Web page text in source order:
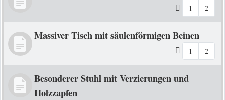
1 2
Massiver Tisch mit säulenförmigen Beinen
1 2
Besonderer Stuhl mit Verzierungen und
Holzzapfen